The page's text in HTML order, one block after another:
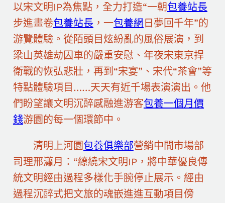
以宋文明IP為焦點，全力打造“一朝包養站長
步進畫卷包養站長 ，一包養網 日夢回千年”的
游覽體驗。從陌頭目炫紛亂的風俗展演，到
梁山英雄劫囚車的嚴重安慰、年夜宋東京捍
衛戰的恢弘悲壯，再到“宋宴”、宋代“茶會”等
特點體驗項目……天天有近千場表演演出。他
們盼望讓文明沉醉感融進游客包養一個月價
錢游園的每一個環節中。
清明上河園包養俱樂部營銷中間市場部
司理邢瀟月：“繚繞宋文明IP，將中華優良傳
統文明經由過程多樣化手腕停止展示。經由
過程沉醉式把文旅的魂嵌進進互動項目傍